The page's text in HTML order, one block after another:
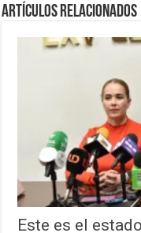
Artículos relacionados
Este es el